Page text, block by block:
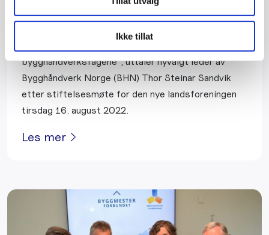
Ikke tillat
Stifter Bygghåndverk Norge
bygghåndverksfagene", uttaler nyvalgt leder av
Bygghåndverk Norge (BHN) Thor Steinar Sandvik
etter stiftelsesmøte for den nye landsforeningen
tirsdag 16. august 2022.
Les mer